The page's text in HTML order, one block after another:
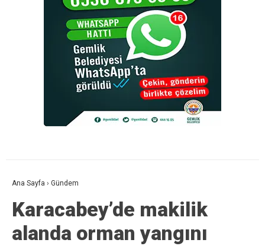
Ana Sayfa › Gündem
Karacabey’de makilik
alanda orman yangını